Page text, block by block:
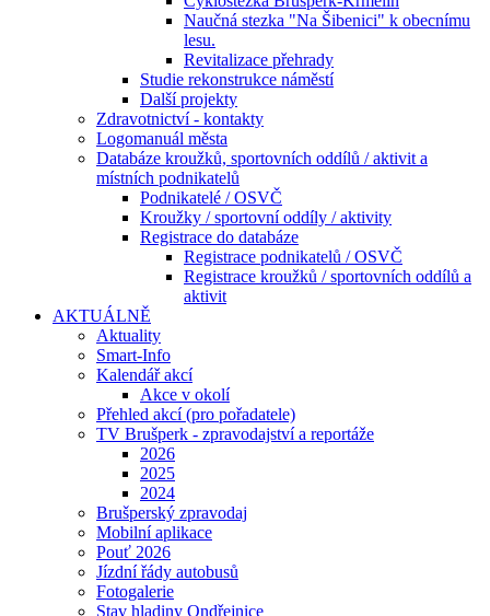
Naučná stezka "Na Šibenici" k obecnímu
lesu.
Revitalizace přehrady
Studie rekonstrukce náměstí
Další projekty
Zdravotnictví - kontakty
Logomanuál města
Databáze kroužků, sportovních oddílů / aktivit a
místních podnikatelů
Podnikatelé / OSVČ
Kroužky / sportovní oddíly / aktivity
Registrace do databáze
Registrace podnikatelů / OSVČ
Registrace kroužků / sportovních oddílů a
aktivit
AKTUÁLNĚ
Aktuality
Smart-Info
Kalendář akcí
Akce v okolí
Přehled akcí (pro pořadatele)
TV Brušperk - zpravodajství a reportáže
2026
2025
2024
Brušperský zpravodaj
Mobilní aplikace
Pouť 2026
Jízdní řády autobusů
Fotogalerie
Stav hladiny Ondřejnice